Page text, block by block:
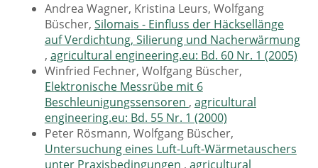
Andrea Wagner, Kristina Leurs, Wolfgang
Büscher, Silomais - Einfluss der Häcksellänge
auf Verdichtung, Silierung und Nacherwärmung
, agricultural engineering.eu: Bd. 60 Nr. 1 (2005)
Winfried Fechner, Wolfgang Büscher,
Elektronische Messrübe mit 6
Beschleunigungssensoren , agricultural
engineering.eu: Bd. 55 Nr. 1 (2000)
Peter Rösmann, Wolfgang Büscher,
Untersuchung eines Luft-Luft-Wärmetauschers
unter Praxisbedingungen , agricultural